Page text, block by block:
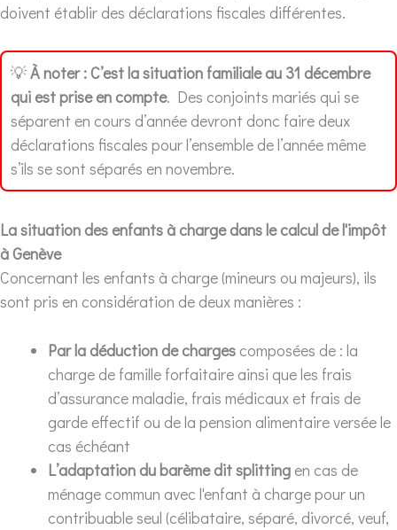
doivent établir des déclarations fiscales différentes.
💡À noter : C’est la situation familiale au 31 décembre
qui est prise en compte. Des conjoints mariés qui se
séparent en cours d’année devront donc faire deux
déclarations fiscales pour l’ensemble de l’année même
s’ils se sont séparés en novembre.
La situation des enfants à charge dans le calcul de l'impôt
à Genève
Concernant les enfants à charge (mineurs ou majeurs), ils
sont pris en considération de deux manières :
Par la déduction de charges composées de : la
charge de famille forfaitaire ainsi que les frais
d’assurance maladie, frais médicaux et frais de
garde effectif ou de la pension alimentaire versée le
cas échéant
L’adaptation du barème dit splitting en cas de
ménage commun avec l'enfant à charge pour un
contribuable seul (célibataire, séparé, divorcé, veuf,